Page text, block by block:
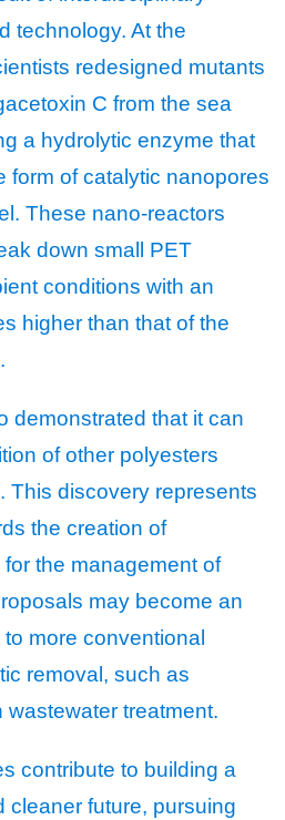
technology. At the
redesigned mutants
C from the sea
a hydrolytic enzyme that
form of catalytic nanopores
These nano-reactors
down small PET
conditions with an
higher than that of the
demonstrated that it can
of other polyesters
This discovery represents
the creation of
the management of
may become an
more conventional
removal, such as
wastewater treatment.
contribute to building a
cleaner future, pursuing